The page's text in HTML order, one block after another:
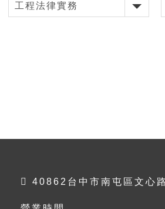
工程法律實務
40862台中市南屯區文心